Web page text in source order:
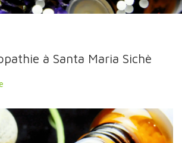
à Santa Maria Sichè